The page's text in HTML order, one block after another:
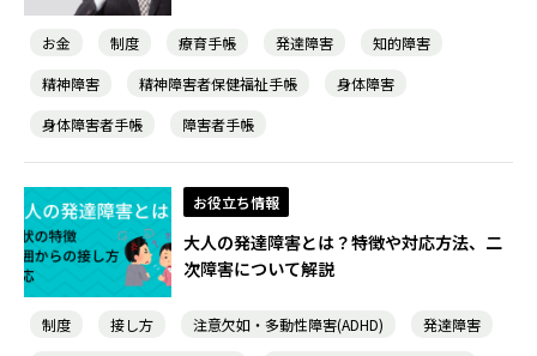
お金 制度 療育手帳 発達障害
知的障害
精神障害
精神障害者保健福祉手帳
身体障害
身体障害者手帳
障害者手帳
お役立ち情報
大人の発達障害とは？特徴や対応方法、二
次障害について解説
制度 接し方 注意欠如・多動性障害(ADHD)
発達障害